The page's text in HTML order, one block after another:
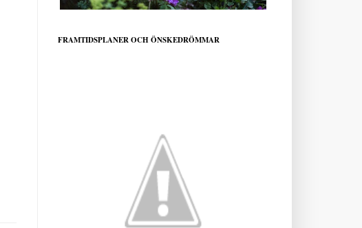
FRAMTIDSPLANER OCH ÖNSKEDRÖMMAR